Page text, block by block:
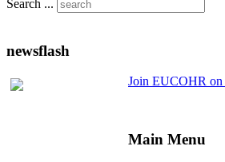
Search ...
newsflash
Join EUCOHR on
Main Menu